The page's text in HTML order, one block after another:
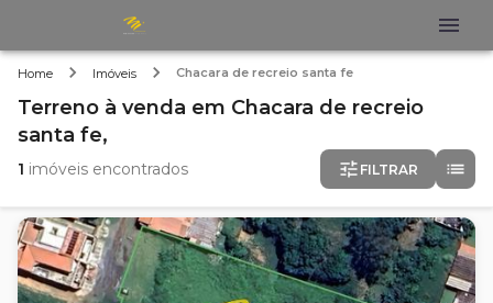
Home Imóveis Chacara de recreio santa fe
Terreno à venda em Chacara de recreio
santa fe,
1 imóveis encontrados FILTRAR